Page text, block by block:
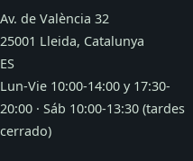
Av. de València 32
25001 Lleida, Catalunya
ES
Lun-Vie 10:00-14:00 y 17:30-
20:00 · Sáb 10:00-13:30 (tardes
cerrado)